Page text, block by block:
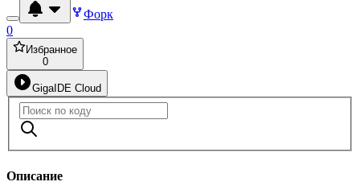
Форк
0
Избранное
0
GigaIDE Cloud
Описание